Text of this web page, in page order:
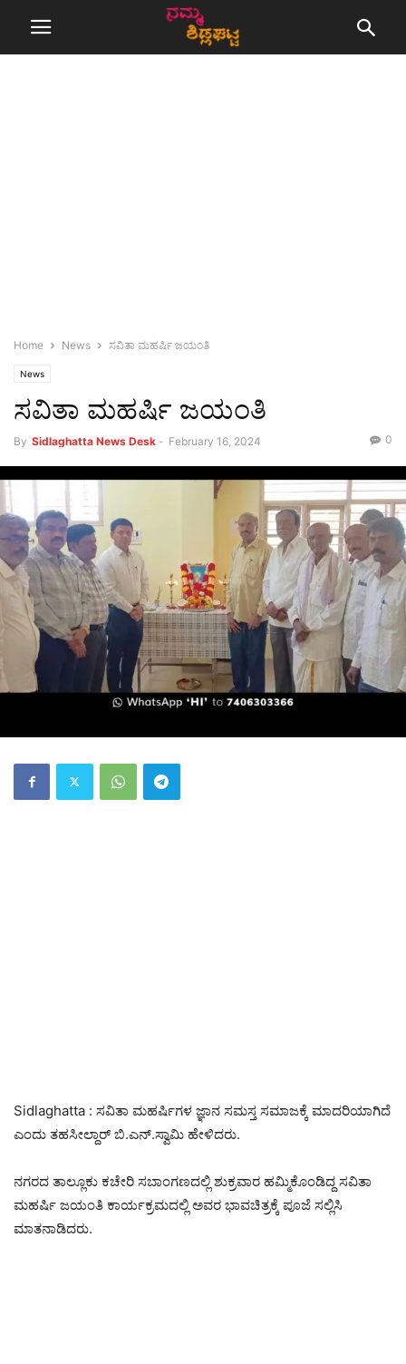
Home News ಸವಿತಾ ಮಹರ್ಷಿ ಜಯಂತಿ
News
ಸವಿತಾ ಮಹರ್ಷಿ ಜಯಂತಿ
By Sidlaghatta News Desk - February 16, 2024 0
Sidlaghatta : ಸವಿತಾ ಮಹರ್ಷಿಗಳ ಜ್ಞಾನ ಸಮಸ್ತ ಸಮಾಜಕ್ಕೆ ಮಾದರಿಯಾಗಿದೆ
ಎಂದು ತಹಸೀಲ್ದಾರ್ ಬಿ.ಎನ್.ಸ್ವಾಮಿ ಹೇಳಿದರು.
ನಗರದ ತಾಲ್ಲೂಕು ಕಚೇರಿ ಸಬಾಂಗಣದಲ್ಲಿ ಶುಕ್ರವಾರ ಹಮ್ಮಿಕೊಂಡಿದ್ದ ಸವಿತಾ
ಮಹರ್ಷಿ ಜಯಂತಿ ಕಾರ್ಯಕ್ರಮದಲ್ಲಿ ಅವರ ಭಾವಚಿತ್ರಕ್ಕೆ ಪೂಜೆ ಸಲ್ಲಿಸಿ
ಮಾತನಾಡಿದರು.